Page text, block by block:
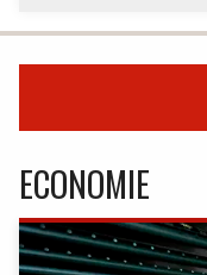
ECONOMIE